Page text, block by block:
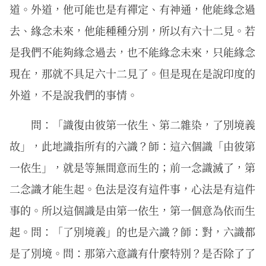
道。外道，他可能也是有禪定、有神通，他能緣念過
去、緣念未來，他能種種分別，所以有六十二見。若
是我們不能夠緣念過去，也不能緣念未來，只能緣念
現在，那就不具足六十二見了。但是現在是說印度的
外道，不是說我們的事情。
問：「識復由彼第一依生、第二雜染，了別境義
故」，此地識指所有的六識？師：這六個識「由彼第
一依生」，就是等無間意而生的；前一念識滅了，第
二念識才能生起。色法是沒有這件事，心法是有這件
事的。所以這個識是由第一依生，第一個意為依而生
起。問：「了別境義」的也是六識？師：對，六識都
是了別境。問：那第六意識有什麼特別？是否除了了